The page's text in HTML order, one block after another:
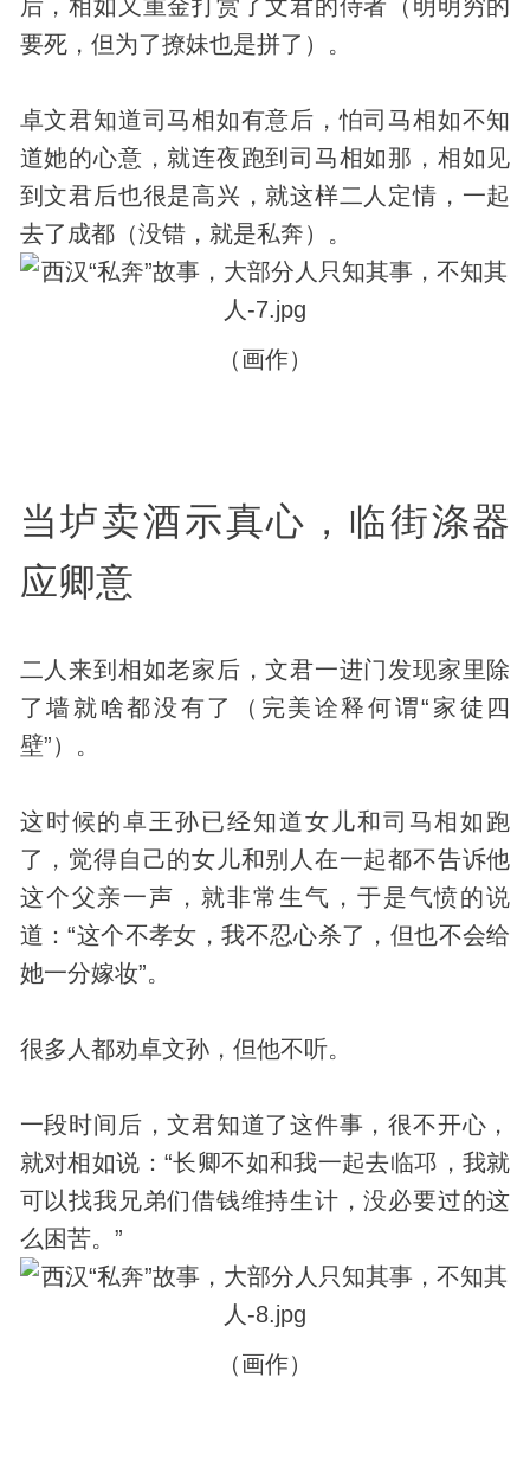
后，相如又重金打赏了文君的侍者（明明穷的
要死，但为了撩妹也是拼了）。
卓文君知道司马相如有意后，怕司马相如不知
道她的心意，就连夜跑到司马相如那，相如见
到文君后也很是高兴，就这样二人定情，一起
去了成都（没错，就是私奔）。
（画作）
当垆卖酒示真心，临街涤器
应卿意
二人来到相如老家后，文君一进门发现家里除
了墙就啥都没有了（完美诠释何谓“家徒四
壁”）。
这时候的卓王孙已经知道女儿和司马相如跑
了，觉得自己的女儿和别人在一起都不告诉他
这个父亲一声，就非常生气，于是气愤的说
道：“这个不孝女，我不忍心杀了，但也不会给
她一分嫁妆”。
很多人都劝卓文孙，但他不听。
一段时间后，文君知道了这件事，很不开心，
就对相如说：“长卿不如和我一起去临邛，我就
可以找我兄弟们借钱维持生计，没必要过的这
么困苦。”
（画作）